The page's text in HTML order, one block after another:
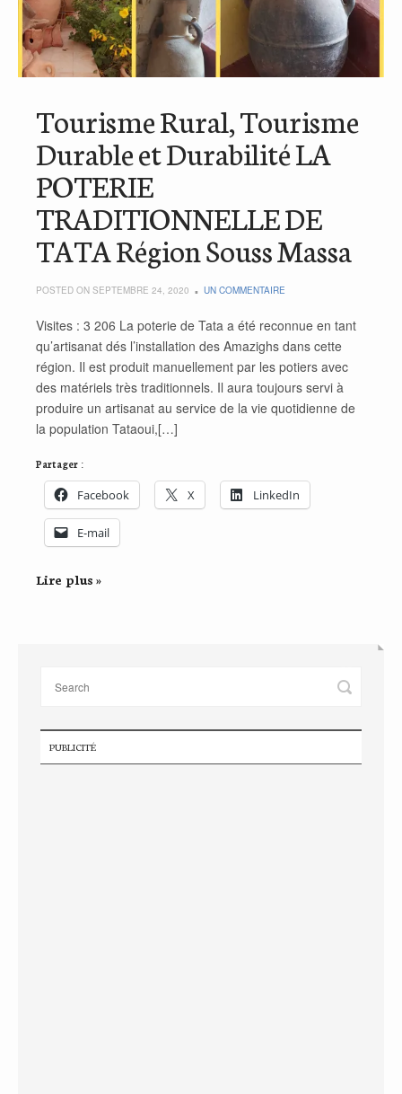
Tourisme Rural, Tourisme
Durable et Durabilité LA
POTERIE
TRADITIONNELLE DE
TATA Région Souss Massa
POSTED ON SEPTEMBRE 24, 2020 UN COMMENTAIRE
Visites : 3 206 La poterie de Tata a été reconnue en tant
qu’artisanat dés l’installation des Amazighs dans cette
région. Il est produit manuellement par les potiers avec
des matériels très traditionnels. Il aura toujours servi à
produire un artisanat au service de la vie quotidienne de
la population Tataoui,[…]
Partager :
Facebook X LinkedIn
E-mail
Lire plus »
PUBLICITÉ